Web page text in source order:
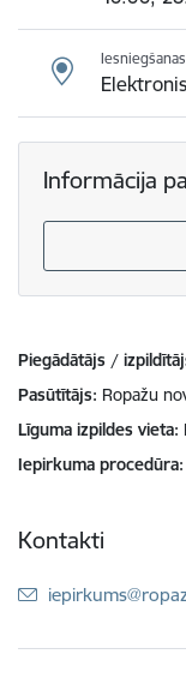
Informācija
Piegādātājs /
Pasūtītājs Ropažu
Līguma izpildes vieta
Iepirkuma procedūra
Kontakti
E-pasts: